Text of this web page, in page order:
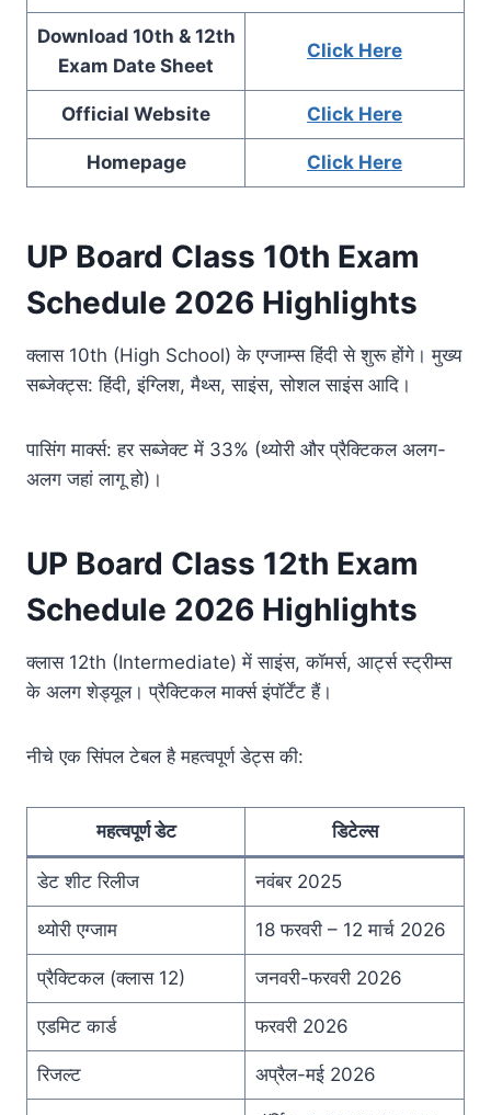
Download 10th & 12th
Exam Date Sheet
Click Here
Official Website Click Here
Homepage Click Here
UP Board Class 10th Exam
Schedule 2026 Highlights
क्लास 10th (High School) के एग्जाम्स हिंदी से शुरू होंगे। मुख्य
सब्जेक्ट्स: हिंदी, इंग्लिश, मैथ्स, साइंस, सोशल साइंस आदि।
पासिंग मार्क्स: हर सब्जेक्ट में 33% (थ्योरी और प्रैक्टिकल अलग-
अलग जहां लागू हो)।
UP Board Class 12th Exam
Schedule 2026 Highlights
क्लास 12th (Intermediate) में साइंस, कॉमर्स, आर्ट्स स्ट्रीम्स
के अलग शेड्यूल। प्रैक्टिकल मार्क्स इंपॉर्टेंट हैं।
नीचे एक सिंपल टेबल है महत्वपूर्ण डेट्स की:
महत्वपूर्ण डेट डिटेल्स
डेट शीट रिलीज नवंबर 2025
थ्योरी एग्जाम 18 फरवरी – 12 मार्च 2026
प्रैक्टिकल (क्लास 12) जनवरी-फरवरी 2026
एडमिट कार्ड फरवरी 2026
रिजल्ट अप्रैल-मई 2026